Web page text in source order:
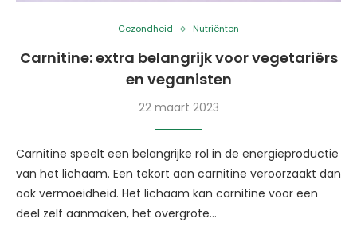
Gezondheid Nutriënten
Carnitine: extra belangrijk voor vegetariërs
en veganisten
22 maart 2023
Carnitine speelt een belangrijke rol in de energieproductie
van het lichaam. Een tekort aan carnitine veroorzaakt dan
ook vermoeidheid. Het lichaam kan carnitine voor een
deel zelf aanmaken, het overgrote…